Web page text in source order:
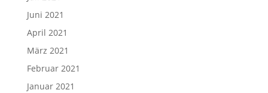
Juni 2021
April 2021
März 2021
Februar 2021
Januar 2021